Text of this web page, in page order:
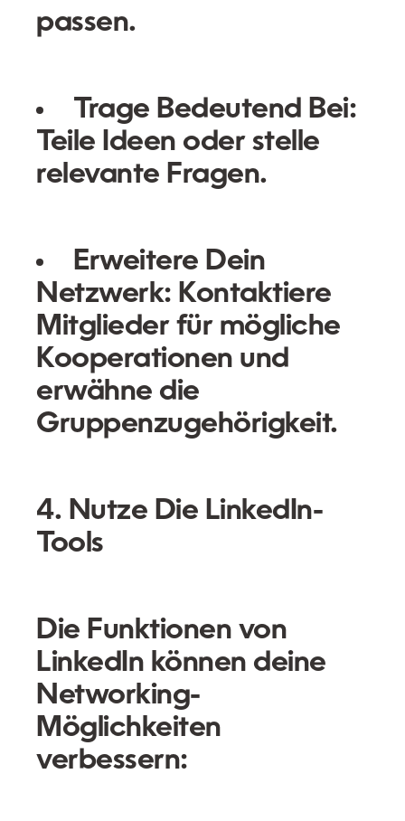
passen.
Trage Bedeutend Bei:
Teile Ideen oder stelle
relevante Fragen.
Erweitere Dein
Netzwerk: Kontaktiere
Mitglieder für mögliche
Kooperationen und
erwähne die
Gruppenzugehörigkeit.
4. Nutze Die LinkedIn-
Tools
Die Funktionen von
LinkedIn können deine
Networking-
Möglichkeiten
verbessern: